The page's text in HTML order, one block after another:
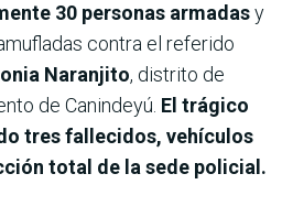
30 personas armadasy
contra el referido
Naranjito, distrito de
de Canindeyú. El trágico
tres fallecidos, vehículos
total de la sede policial.